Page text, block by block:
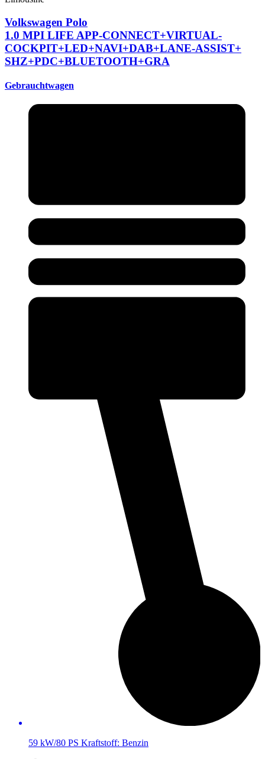
Volkswagen Polo
1.0 MPI LIFE APP-CONNECT+VIRTUAL-
COCKPIT+LED+NAVI+DAB+LANE-ASSIST+
SHZ+PDC+BLUETOOTH+GRA
Gebrauchtwagen
59 kW/80 PS Kraftstoff: Benzin